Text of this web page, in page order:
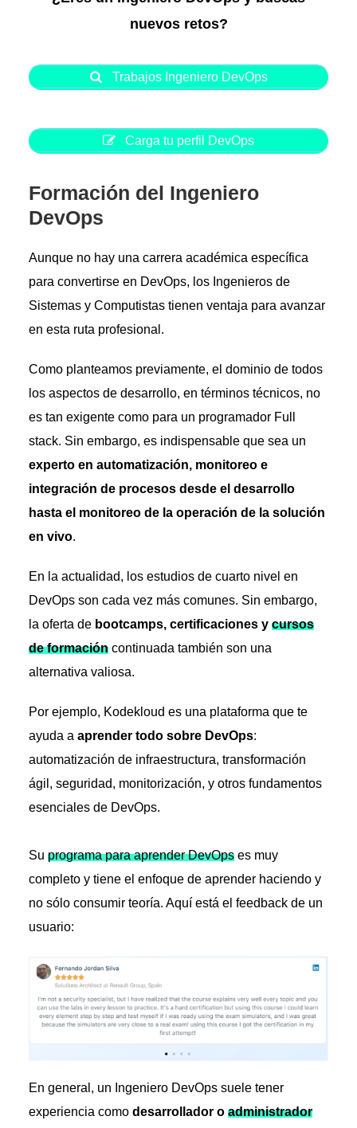
nuevos retos?
Trabajos Ingeniero DevOps
Carga tu perfil DevOps
Formación del Ingeniero
DevOps
Aunque no hay una carrera académica específica
para convertirse en DevOps, los Ingenieros de
Sistemas y Computistas tienen ventaja para avanzar
en esta ruta profesional.
Como planteamos previamente, el dominio de todos
los aspectos de desarrollo, en términos técnicos, no
es tan exigente como para un programador Full
stack. Sin embargo, es indispensable que sea un
experto en automatización, monitoreo e
integración de procesos desde el desarrollo
hasta el monitoreo de la operación de la solución
en vivo.
En la actualidad, los estudios de cuarto nivel en
DevOps son cada vez más comunes. Sin embargo,
la oferta de bootcamps, certificaciones y cursos
de formacióncontinuada también son una
alternativa valiosa.
Por ejemplo, Kodekloud es una plataforma que te
ayuda a aprender todo sobre DevOps:
automatización de infraestructura, transformación
ágil, seguridad, monitorización, y otros fundamentos
esenciales de DevOps.
Su programa para aprender DevOpses muy
completo y tiene el enfoque de aprender haciendo y
no sólo consumir teoría. Aquí está el feedback de un
usuario:
En general, un Ingeniero DevOps suele tener
experiencia como desarrollador o administrador